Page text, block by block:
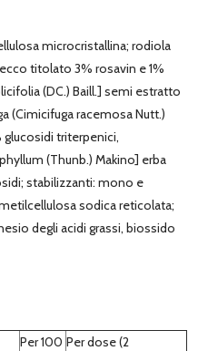
microcristallina; rodiola
titolato 3% rosavin e 1%
(DC.) Baill.] semi estratto
(Cimicifuga racemosa Nutt.)
triterpenici,
(Thunb.) Makino] erba
stabilizzanti: mono e
sodica reticolata;
degli acidi grassi, biossido
Per 100 Per dose (2